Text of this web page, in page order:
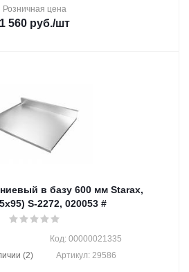
Розничная цена
1 560 руб./шт
в базу 600 мм Starax,
S-2272, 020053 #
(2)
Код: 00000021335
Артикул: 29586